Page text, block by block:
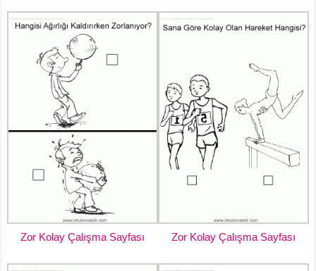
Zor Kolay Çalışma Sayfası Zor Kolay Çalışma Sayfası